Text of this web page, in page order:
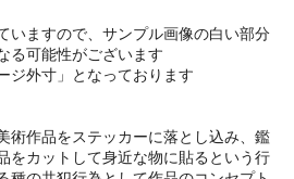
いますので、サンプル画像の白い部分
る可能性がございます
ジ外寸」となっております
術作品をステッカーに落とし込み、鑑
をカットして身近な物に貼るという行